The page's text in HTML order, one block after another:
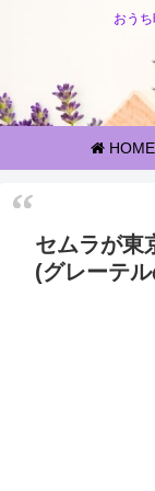
おう
HOME
セムラが東
(グレーテ